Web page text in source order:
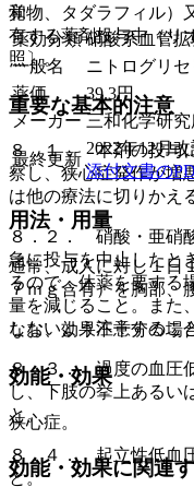
和物、タダラフィル）
有する薬剤投与中（リ
照〕。
重要な基本的注意
８．１． 本剤の投与
察し、狭心症発作が増
は他の療法に切りかえ
８．２． 硝酸・亜硝
急に投与を中止したと
るので、休薬を要する
量を減じること。また
しないよう注意するこ
８．３． 過度の血圧
し、下肢の挙上あるい
と。
８．４． 起立性低血
と。
覚
薬効分類 硝酸系血管
一般名
ニトログリ
薬価
39.3円
メーカー 三和化学研究
最終更新
2022年12月
添付文書の
用法・用量
通常、成人に対し１日
７ｍｇ含有）を胸部、
なお、効果不十分の場
効能・効果
狭心症。
効能・効果に関連